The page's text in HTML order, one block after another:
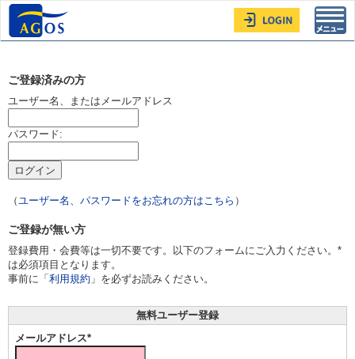
ご登録済みの方
ユーザー名、またはメールアドレス
パスワード:
（ユーザー名、パスワードをお忘れの方はこちら ）
ご登録が無い方
登録費用・会費等は一切不要です。以下のフォームにご入力ください。*
は必須項目となります。
事前に「 利用規約 」を必ずお読みください。
無料ユーザー登録
メールアドレス*